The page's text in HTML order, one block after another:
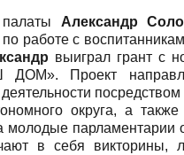
палаты Александр
по работе с
выиграл грант с
Проект
округа, а
молодые парламентарии
в себя викторины,